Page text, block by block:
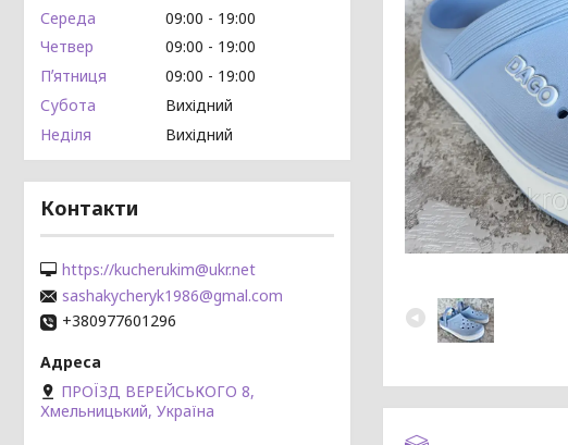
Середа
09:00
19:00
Четвер
09:00
19:00
Пʼятниця
09:00
19:00
Субота
Вихідний
Неділя
Вихідний
Контакти
https://kucherukim@ukr.net
sashakycheryk1986@gmal.com
+380977601296
ПРОЇЗД ВЕРЕЙСЬКОГО 8,
Хмельницький, Україна